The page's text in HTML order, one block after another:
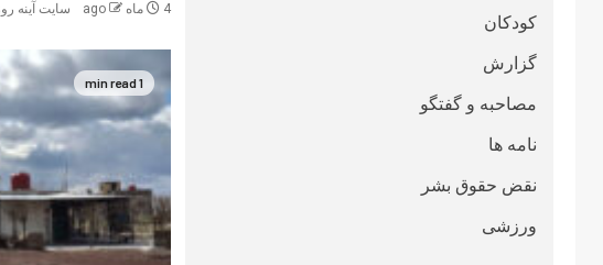
4 ماه ago سایت آینه‌
1 min read
کودکان
گزارش
مصاحبه و گفتگو
نامه ها
نقض حقوق بشر
ورزشی